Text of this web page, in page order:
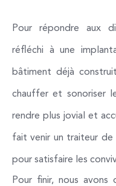
Pour répondre aux
réfléchi à une
bâtiment déjà
chauffer et sonoriser
rendre plus jovial et
fait venir un traiteur de
pour satisfaire les
Pour finir, nous avons